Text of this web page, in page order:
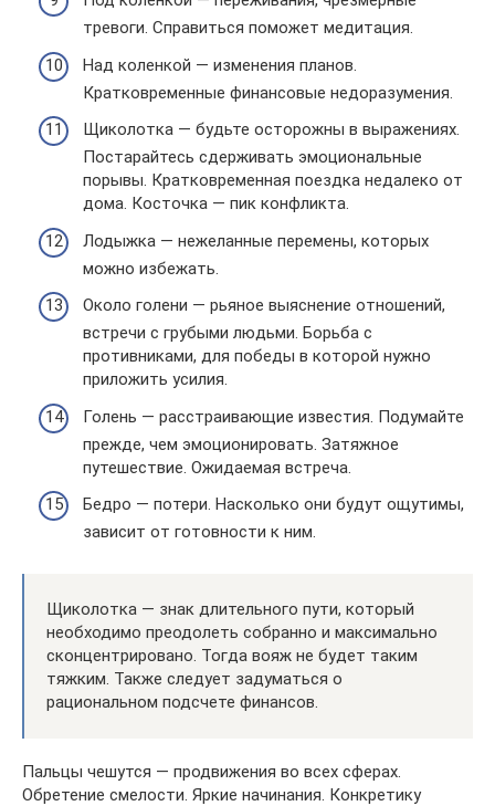
тревоги. Справиться поможет медитация.
Над коленкой — изменения планов.
Кратковременные финансовые недоразумения.
Щиколотка — будьте осторожны в выражениях.
Постарайтесь сдерживать эмоциональные
порывы. Кратковременная поездка недалеко от
дома. Косточка — пик конфликта.
Лодыжка — нежеланные перемены, которых
можно избежать.
Около голени — рьяное выяснение отношений,
встречи с грубыми людьми. Борьба с
противниками, для победы в которой нужно
приложить усилия.
Голень — расстраивающие известия. Подумайте
прежде, чем эмоционировать. Затяжное
путешествие. Ожидаемая встреча.
Бедро — потери. Насколько они будут ощутимы,
зависит от готовности к ним.
Щиколотка — знак длительного пути, который
необходимо преодолеть собранно и максимально
сконцентрировано. Тогда вояж не будет таким
тяжким. Также следует задуматься о
рациональном подсчете финансов.
Пальцы чешутся — продвижения во всех сферах.
Обретение смелости. Яркие начинания. Конкретику